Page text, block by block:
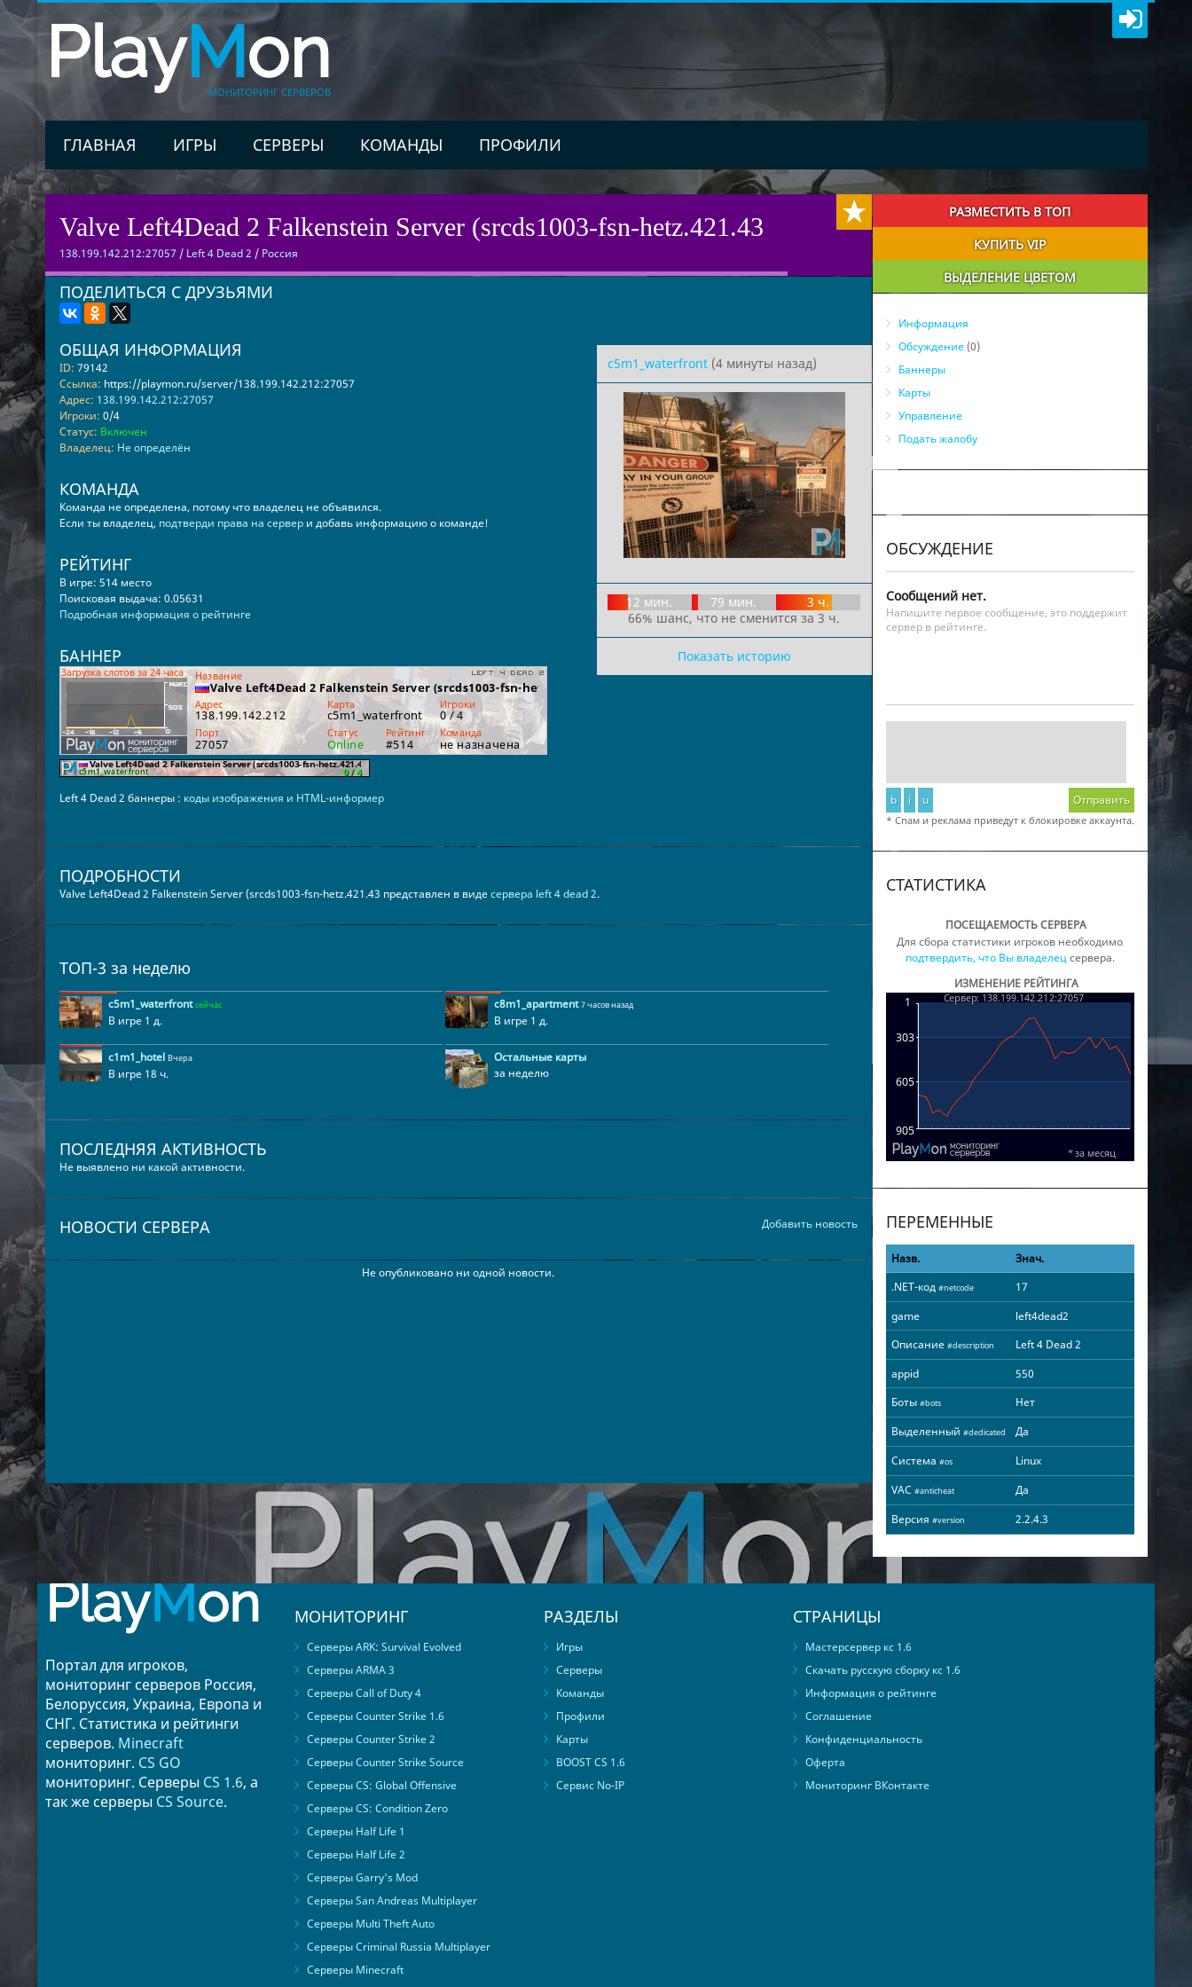
PlayMon
МОНИТОРИНГ СЕРВЕРОВ
ГЛАВНАЯ ИГРЫ СЕРВЕРЫ КОМАНДЫ ПРОФИЛИ
Valve Left4Dead 2 Falkenstein Server (srcds1003-fsn-hetz.421.43
138.199.142.212:27057 / Left 4 Dead 2 / Россия
ПОДЕЛИТЬСЯ С ДРУЗЬЯМИ
c5m1_waterfront(4 минуты назад)
12 мин. 79 мин.
3 ч.
66% шанс, что не сменится за 3 ч.
Показать историю
ОБЩАЯ ИНФОРМАЦИЯ
ID: 79142
Ссылка: https://playmon.ru/server/138.199.142.212:27057
Адрес: 138.199.142.212:27057
Игроки: 0/4
Статус: Включен
Владелец: Не определён
КОМАНДА
Команда не определена, потому что владелец не объявился.
Если ты владелец, подтверди права на сервери добавь информацию о команде!
РЕЙТИНГ
В игре: 514 место
Поисковая выдача: 0.05631
Подробная информация о рейтинге
БАННЕР
Left 4 Dead 2 баннеры : коды изображения и HTML-информер
ПОДРОБНОСТИ
Valve Left4Dead 2 Falkenstein Server (srcds1003-fsn-hetz.421.43 представлен в видесервера left 4 dead 2.
ТОП-3 за неделю
c5m1_waterfront сейчас
В игре 1 д.
c8m1_apartment 7 часов назад
В игре 1 д.
c1m1_hotel Вчера
В игре 18 ч.
Остальные карты
за неделю
ПОСЛЕДНЯЯ АКТИВНОСТЬ
Не выявлено ни какой активности.
Добавить новость
НОВОСТИ СЕРВЕРА
Не опубликовано ни одной новости.
РАЗМЕСТИТЬ В ТОП
КУПИТЬ VIP
ВЫДЕЛЕНИЕ ЦВЕТОМ
Информация
Обсуждение(0)
Баннеры
Карты
Управление
Подать жалобу
ОБСУЖДЕНИЕ
Сообщений нет.
Напишите первое сообщение, это поддержит
сервер в рейтинге.
b i u Отправить
* Спам и реклама приведут к блокировке аккаунта.
СТАТИСТИКА
ПОСЕЩАЕМОСТЬ СЕРВЕРА
Для сбора статистики игроков необходимо
подтвердить, что Вы владелецсервера.
ИЗМЕНЕНИЕ РЕЙТИНГА
ПЕРЕМЕННЫЕ
Назв.
Знач.
.NET-код #netcode
17
game
left4dead2
Описание #description
Left 4 Dead 2
appid
550
Боты #bots
Нет
Выделенный #dedicated
Да
Система #os
Linux
VAC #anticheat
Да
Версия #version 2.2.4.3
PlayMon
Портал для игроков,
мониторинг серверов Россия,
Белоруссия, Украина, Европа и
СНГ. Статистика и рейтинги
серверов. Minecraft
мониторинг. CS GO
мониторинг. Серверы CS 1.6, а
так же серверы CS Source.
МОНИТОРИНГ
Серверы ARK: Survival Evolved
Серверы ARMA 3
Серверы Call of Duty 4
Серверы Counter Strike 1.6
Серверы Counter Strike 2
Серверы Counter Strike Source
Серверы CS: Global Offensive
Серверы CS: Condition Zero
Серверы Half Life 1
Серверы Half Life 2
Серверы Garry's Mod
Серверы San Andreas Multiplayer
Серверы Multi Theft Auto
Серверы Criminal Russia Multiplayer
Серверы Minecraft
РАЗДЕЛЫ
Игры
Серверы
Команды
Профили
Карты
BOOST CS 1.6
Сервис No-IP
СТРАНИЦЫ
Мастерсервер кс 1.6
Скачать русскую сборку кс 1.6
Информация о рейтинге
Соглашение
Конфиденциальность
Оферта
Мониторинг ВКонтакте